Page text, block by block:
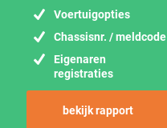
Voertuigopties
Chassisnr. / meldcode
Eigenaren
registraties
bekijk rapport